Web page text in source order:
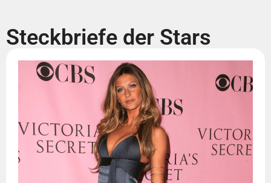
Steckbriefe der Stars